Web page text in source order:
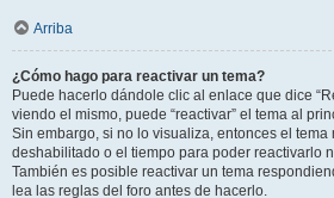
Arriba
¿Cómo hago para reactivar un tema?
Puede hacerlo dándole clic al enlace que dice
viendo el mismo, puede “reactivar” el tema al
Sin embargo, si no lo visualiza, entonces el tema
deshabilitado o el tiempo para poder reactivarlo
También es posible reactivar un tema
lea las reglas del foro antes de hacerlo.